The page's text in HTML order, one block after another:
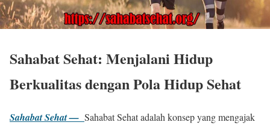
Sahabat Sehat: Menjalani Hidup
Berkualitas dengan Pola Hidup Sehat
Sahabat Sehat — Sahabat Sehat adalah konsep yang mengajak